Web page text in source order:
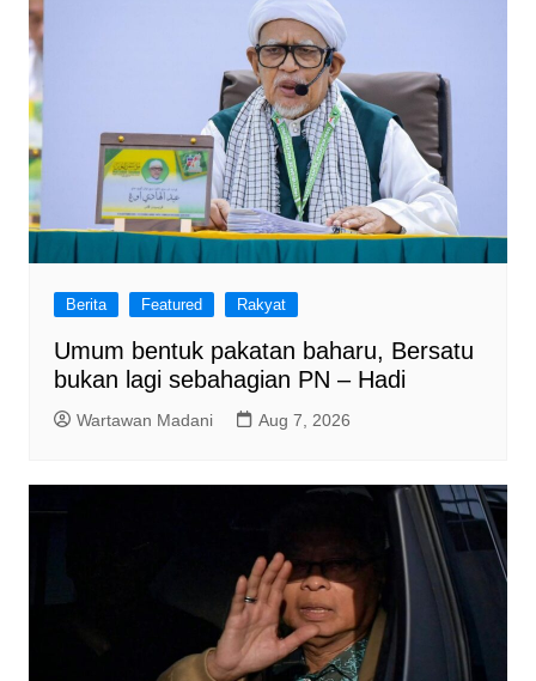
Berita Featured Rakyat
Umum bentuk pakatan baharu, Bersatu
bukan lagi sebahagian PN – Hadi
Wartawan Madani Aug 7, 2026